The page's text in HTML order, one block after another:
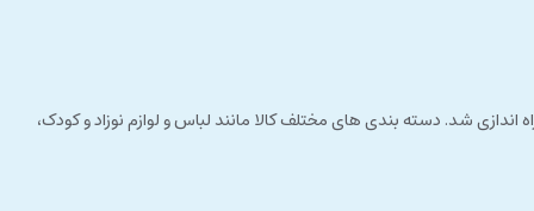
مشتری مداری راه اندازی شد. دسته بندی های مختلف کالا مانند لباس و لوازم نوزاد و کودک،